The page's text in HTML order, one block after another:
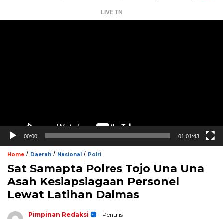
LIVE TN
00:00 01:01:43
Home / Daerah / Nasional / Polri
Sat Samapta Polres Tojo Una Una
Asah Kesiapsiagaan Personel
Lewat Latihan Dalmas
Pimpinan Redaksi
- Penulis